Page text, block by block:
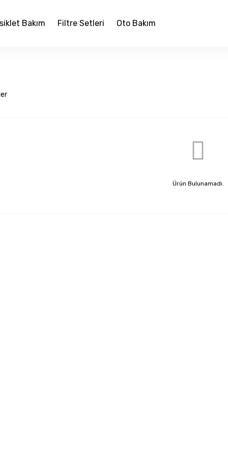
Bakım Filtre Setleri Oto Bakım
Ürün Bulunamadı.